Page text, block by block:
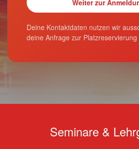
Deine Kontaktdaten nutzen wir
deine Anfrage zur
Seminare &